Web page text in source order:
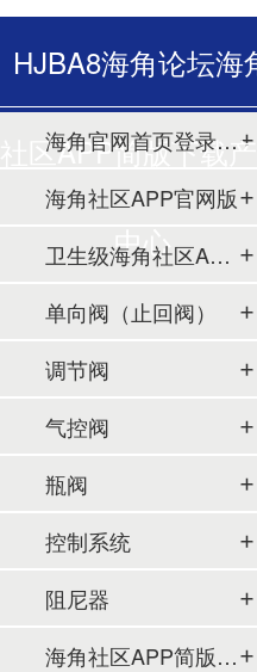
HJBA8海角论坛海
社区APP简版下载产
中心
海角官网首页登录入口
海角社区APP官网版
卫生级海角社区APP简版下载
单向阀（止回阀）
调节阀
气控阀
瓶阀
控制系统
阻尼器
海角社区APP简版下载及管件